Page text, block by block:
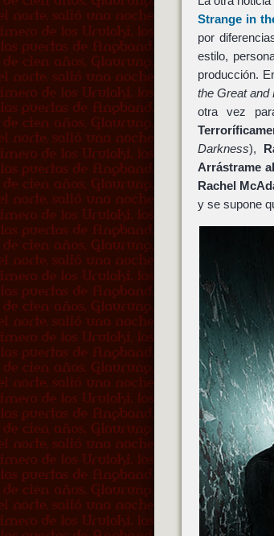
Strange in
por
estilo,
producción.
the Great and
otra vez
Darkness),
Arrástrame
Rachel
y se supone